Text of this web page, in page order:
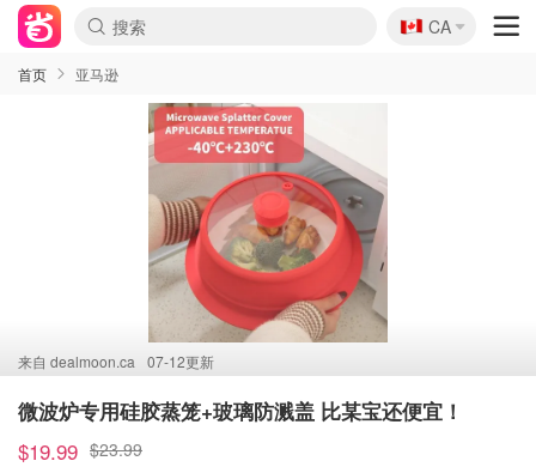
🇨🇦
CA
首页 亚马逊
来自 dealmoon.ca 07-12更新
微波炉专用硅胶蒸笼+玻璃防溅盖 比某宝还便宜！
$19.99 $23.99